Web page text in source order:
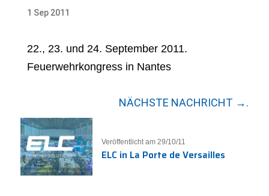
1 Sep 2011
22., 23. und 24. September 2011.
Feuerwehrkongress in Nantes
NÄCHSTE NACHRICHT →.
Veröffentlicht am 29/10/11
ELC in La Porte de Versailles